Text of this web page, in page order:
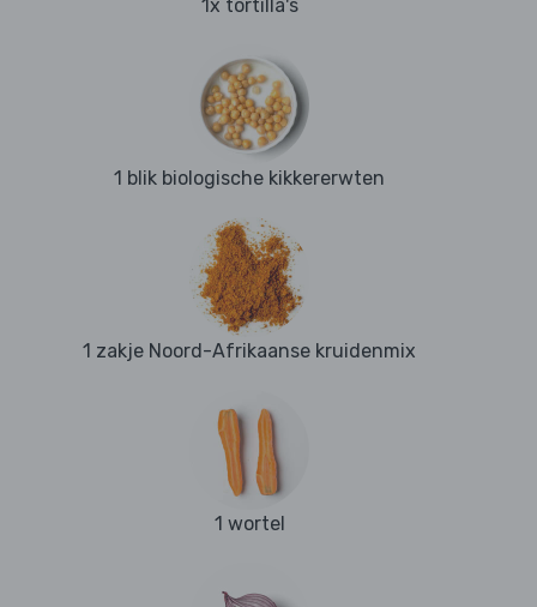
1x tortilla's
1 blik biologische kikkererwten
1 zakje Noord-Afrikaanse kruidenmix
1 wortel